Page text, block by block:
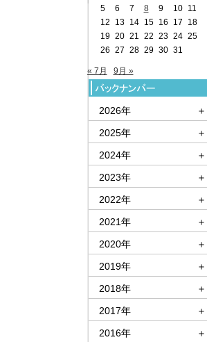
5
6 7 8 9 10
11
12
13 14 15 16 17
18
19 20 21 22 23 24 25
26 27 28 29 30 31
« 7月 9月 »
2026年
＋
2025年
＋
2024年
＋
2023年
＋
2022年
＋
2021年
＋
2020年
＋
2019年
＋
2018年
＋
2017年
＋
2016年
＋